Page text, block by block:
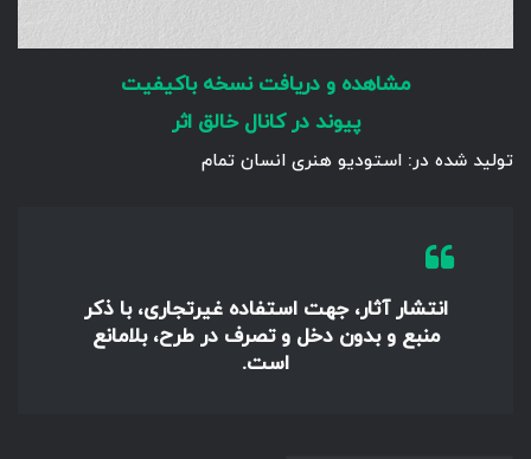
مشاهده و دریافت نسخه باکیفیت
پیوند در کانال خالق اثر
تولید شده در: استودیو هنری انسان تمام
انتشار آثار، جهت استفاده غیرتجاری، با ذکر
منبع و بدون دخل و تصرف در طرح، بلامانع
است.